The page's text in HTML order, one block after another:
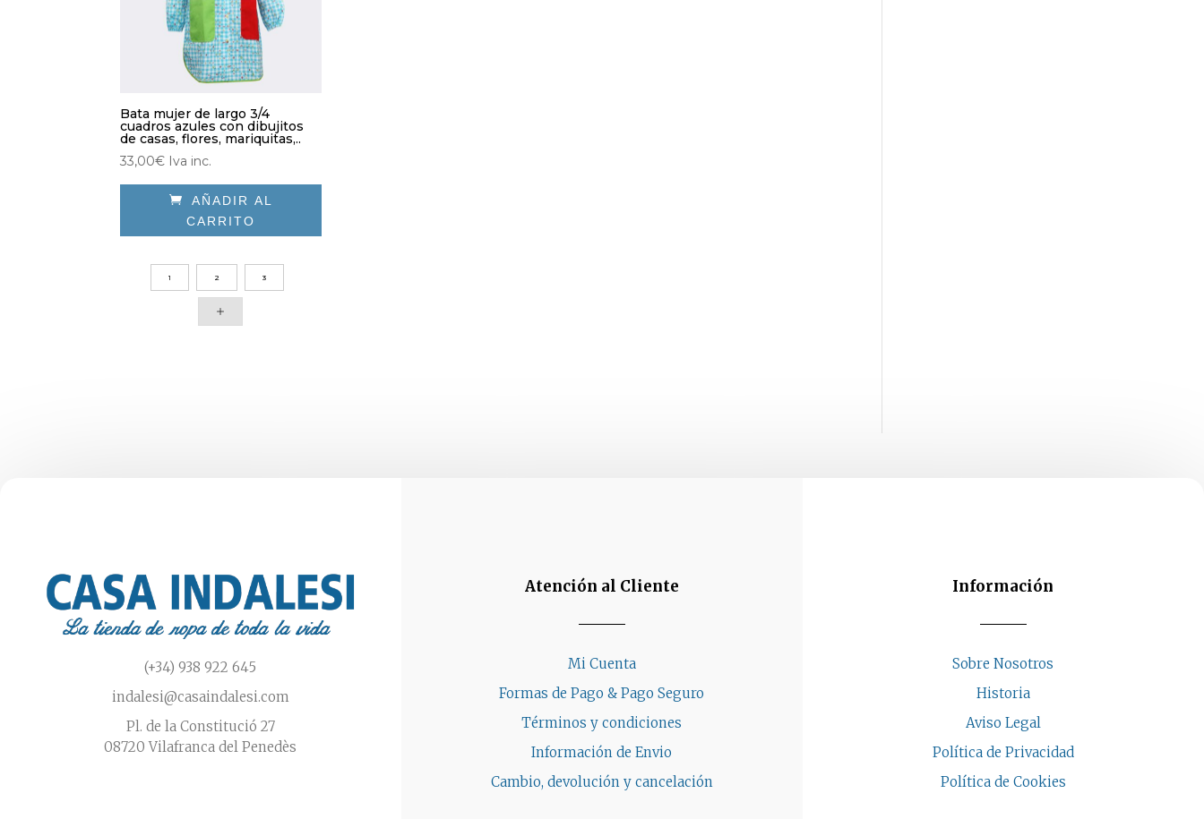
Bata mujer de largo 3/4
cuadros azules con dibujitos
de casas, flores, mariquitas,..
33,00€ Iva inc.
 AÑADIR AL
CARRITO
producto
tiene
1 2 3
(+34) 938 922 645
indalesi@casaindalesi.com
Pl. de la Constitució 27
08720 Vilafranca del Penedès
Atención al Cliente
Mi Cuenta
Formas de Pago & Pago Seguro
Términos y condiciones
Información de Envio
Cambio, devolución y cancelación
Información
Sobre Nosotros
Historia
Aviso Legal
Política de Privacidad
Política de Cookies